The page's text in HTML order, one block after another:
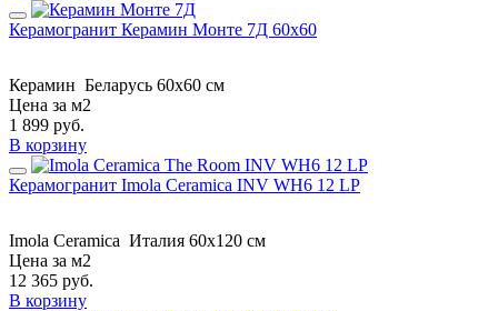
Керамогранит Керамин Монте 7Д 60x60
Керамин Беларусь 60x60 см
Цена за м2
1 899 руб.
В корзину
Керамогранит Imola Ceramica INV WH6 12 LP
Imola Ceramica Италия 60x120 см
Цена за м2
12 365 руб.
В корзину